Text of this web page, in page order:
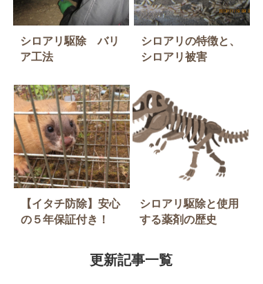
シロアリ駆除 バリ
ア工法
シロアリの特徴と、
シロアリ被害
【イタチ防除】安心
の５年保証付き！
シロアリ駆除と使用
する薬剤の歴史
更新記事一覧